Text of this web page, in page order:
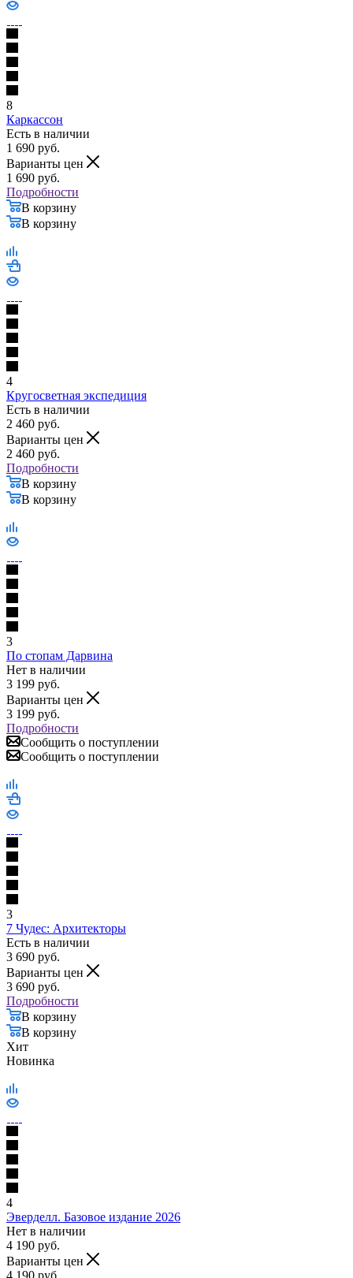
8
Каркассон
Есть в наличии
1 690 руб.
Варианты цен
1 690 руб.
Подробности
В корзину
В корзину
4
Кругосветная экспедиция
Есть в наличии
2 460 руб.
Варианты цен
2 460 руб.
Подробности
В корзину
В корзину
3
По стопам Дарвина
Нет в наличии
3 199 руб.
Варианты цен
3 199 руб.
Подробности
Сообщить о поступлении
Сообщить о поступлении
3
7 Чудес: Архитекторы
Есть в наличии
3 690 руб.
Варианты цен
3 690 руб.
Подробности
В корзину
В корзину
Хит
Новинка
4
Эверделл. Базовое издание 2026
Нет в наличии
4 190 руб.
Варианты цен
4 190 руб.